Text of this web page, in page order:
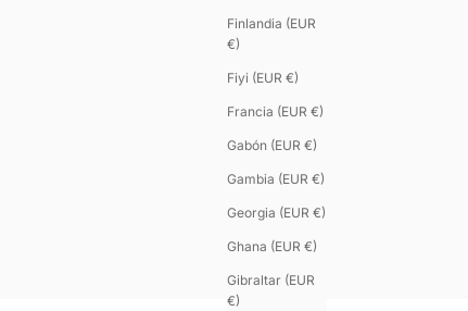
Finlandia (EUR
€)
Fiyi (EUR €)
Francia (EUR €)
Gabón (EUR €)
Gambia (EUR €)
Georgia (EUR €)
Ghana (EUR €)
Gibraltar (EUR
€)